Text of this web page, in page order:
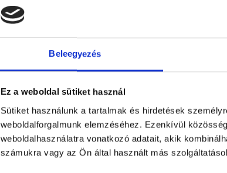
Beleegyezés
Ez a weboldal sütiket használ
Sütiket használunk a tartalmak és hirdetések
weboldalforgalmunk elemzéséhez. Ezenkívül
weboldalhasználatra vonatkozó adatait, akik
számukra vagy az Ön által használt más